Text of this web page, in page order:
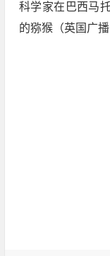
科学家在巴西马
的猕猴（英国广播